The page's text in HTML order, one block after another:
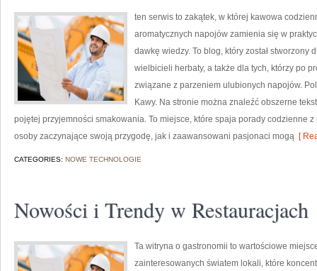
ten serwis to zakątek, w której kawowa
aromatycznych napojów zamienia się w
dawkę wiedzy. To blog, który został stworzony
wielbicieli herbaty, a także dla tych, którzy po
związane z parzeniem ulubionych napojów.
Kawy. Na stronie można znaleźć obszerne
pojętej przyjemności smakowania. To miejsce, które spaja porady codzienne
osoby zaczynające swoją przygodę, jak i zaawansowani pasjonaci mogą [
CATEGORIES: NOWE TECHNOLOGIE
Nowości i Trendy w Restauracjach
Ta witryna o gastronomii to wartościowe
zainteresowanych światem lokali, które